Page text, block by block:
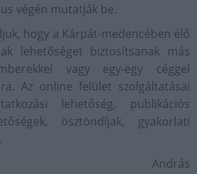
végén mutatják be.
hogy a Kárpát-medencében élő
lehetőséget biztosítsanak más
vagy egy-egy céggel
Az online felület szolgáltatásai
lehetőség, publikációs
ösztöndíjak, gyakorlati
András